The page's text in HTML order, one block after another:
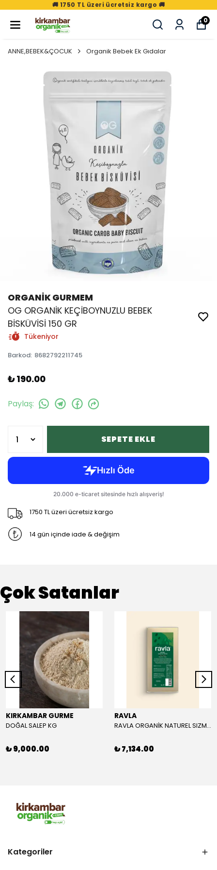
🚚 1750 TL üzeri ücretsiz kargo 🚚
0
ANNE,BEBEK&ÇOCUK Organik Bebek Ek Gıdalar
ORGANİK GURMEM
OG ORGANİK KEÇİBOYNUZLU BEBEK
BİSKÜVİSİ 150 GR
Tükeniyor
Barkod: 8682792211745
₺ 190.00
Paylaş:
SEPETE EKLE
1750 TL üzeri ücretsiz kargo
14 gün içinde iade & değişim
Çok Satanlar
KIRKAMBAR GURME
DOĞAL SALEP KG
₺ 9,000.00
RAVLA
RAVLA ORGANİK NATUREL SIZMA ZEYTİNYAĞI 5L
₺ 7,134.00
Kategoriler